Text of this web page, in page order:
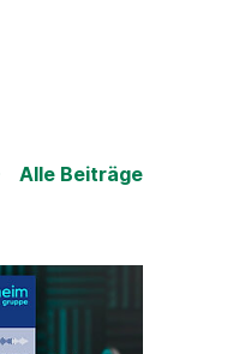
Alle Beiträge